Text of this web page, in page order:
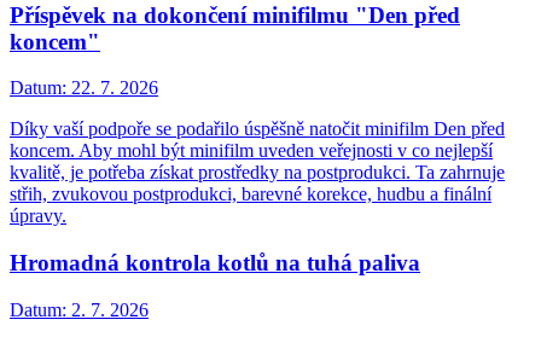
Příspěvek na dokončení minifilmu "Den před
koncem"
Datum: 22. 7. 2026
Díky vaší podpoře se podařilo úspěšně natočit minifilm Den před
koncem. Aby mohl být minifilm uveden veřejnosti v co nejlepší
kvalitě, je potřeba získat prostředky na postprodukci. Ta zahrnuje
střih, zvukovou postprodukci, barevné korekce, hudbu a finální
úpravy.
Hromadná kontrola kotlů na tuhá paliva
Datum: 2. 7. 2026